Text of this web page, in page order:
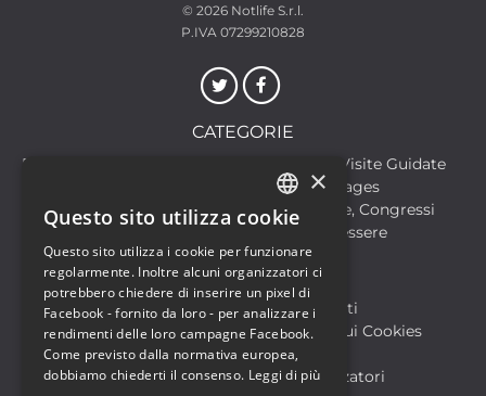
© 2026 Notlife S.r.l.
P.IVA 07299210828
CATEGORIE
Discoteche
Escursioni & Visite Guidate
Food & Beverages
Formazione
Meeting, Fiere, Congressi
Musica, Eventi Live, Club
Salute & Benessere
Sport & Motori
Biglietteria SIAE
Archivio Eventi
Informativa sulla Privacy
Informativa sui Cookies
Condizioni di utilizzo
Help
FAQ Utenti
FAQ Organizzatori
ITALIAN
ENGLISH
×
Questo sito utilizza cookie
Questo sito utilizza i cookie per funzionare
regolarmente. Inoltre alcuni organizzatori ci
potrebbero chiedere di inserire un pixel di
Facebook - fornito da loro - per analizzare i
rendimenti delle loro campagne Facebook.
Come previsto dalla normativa europea,
dobbiamo chiederti il consenso. Leggi di più